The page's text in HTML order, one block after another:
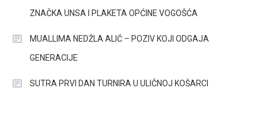
ZNAČKA UNSA I PLAKETA OPĆINE VOGOŠĆA
MUALLIMA NEDŽLA ALIĆ – POZIV KOJI ODGAJA
GENERACIJE
SUTRA PRVI DAN TURNIRA U ULIČNOJ KOŠARCI